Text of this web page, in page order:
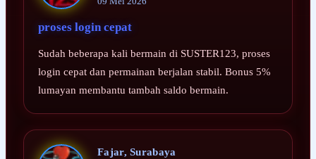
proses login cepat
Sudah beberapa kali bermain di SUSTER123, proses
login cepat dan permainan berjalan stabil. Bonus 5%
lumayan membantu tambah saldo bermain.
Fajar, Surabaya